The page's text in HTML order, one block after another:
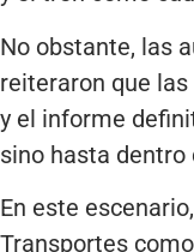
No obstante, las
reiteraron que
y el informe
sino hasta dentro
En este
Transportes